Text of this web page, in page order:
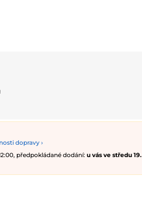
dopravy ›
předpokládané dodání: u vás ve středu